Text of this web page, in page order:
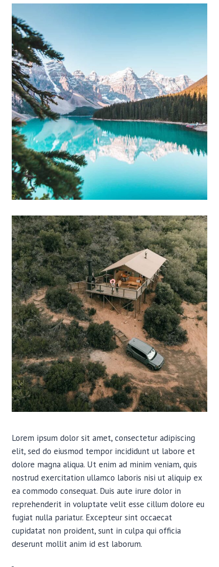
Lorem ipsum dolor sit amet, consectetur adipiscing
elit, sed do eiusmod tempor incididunt ut labore et
dolore magna aliqua. Ut enim ad minim veniam, quis
nostrud exercitation ullamco laboris nisi ut aliquip ex
ea commodo consequat. Duis aute irure dolor in
reprehenderit in voluptate velit esse cillum dolore eu
fugiat nulla pariatur. Excepteur sint occaecat
cupidatat non proident, sunt in culpa qui officia
deserunt mollit anim id est laborum.